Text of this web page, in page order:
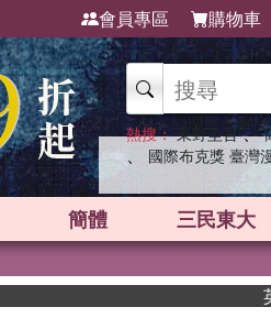
會員專區 購物車
熱搜： 東野圭吾 、
、 國際布克獎 臺灣
簡體 三民東大
英